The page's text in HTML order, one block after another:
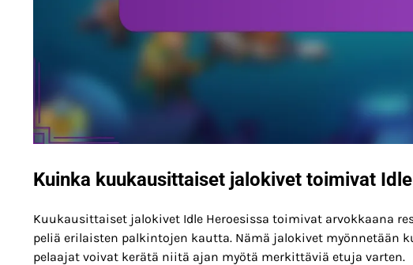
Kuinka kuukausittaiset jalokivet toimivat
Kuukausittaiset jalokivet Idle Heroesissa toimivat arvokkaana
peliä erilaisten palkintojen kautta. Nämä jalokivet
pelaajat voivat kerätä niitä ajan myötä merkittäviä etuja varten.